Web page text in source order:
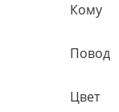
Кому
Повод
Цвет